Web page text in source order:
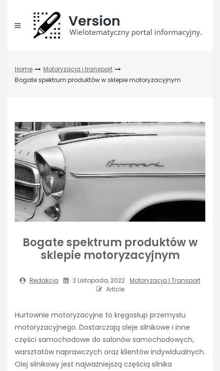
content
Home
Motoryzacja i transport
Bogate spektrum produktów w sklepie motoryzacyjnym
Bogate spektrum produktów w
sklepie motoryzacyjnym
Redakcja 2 Listopada, 2022
Motoryzacja I Transport
Article
Hurtownie motoryzacyjne to kręgosłup przemysłu
motoryzacyjnego. Dostarczają oleje silnikowe i inne
części samochodowe do salonów samochodowych,
warsztatów naprawczych oraz klientów indywidualnych.
Olej silnikowy jest najważniejszą częścią silnika